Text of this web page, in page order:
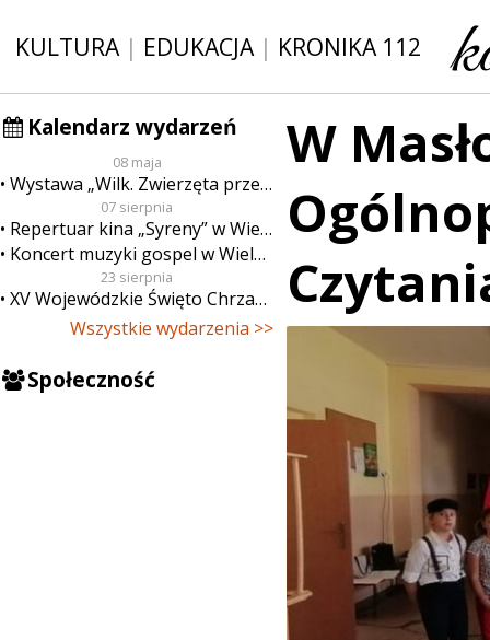
KULTURA| EDUKACJA| KRONIKA 112
Kalendarz wydarzeń
08 maja
Wystawa „Wilk. Zwierzęta przeklęte”
07 sierpnia
Repertuar kina „Syreny” w Wieluniu w dn. od 7 do 13 sierpnia
Koncert muzyki gospel w Wieluniu
23 sierpnia
XV Wojewódzkie Święto Chrzanu
Wszystkie wydarzenia >>
Społeczność
W